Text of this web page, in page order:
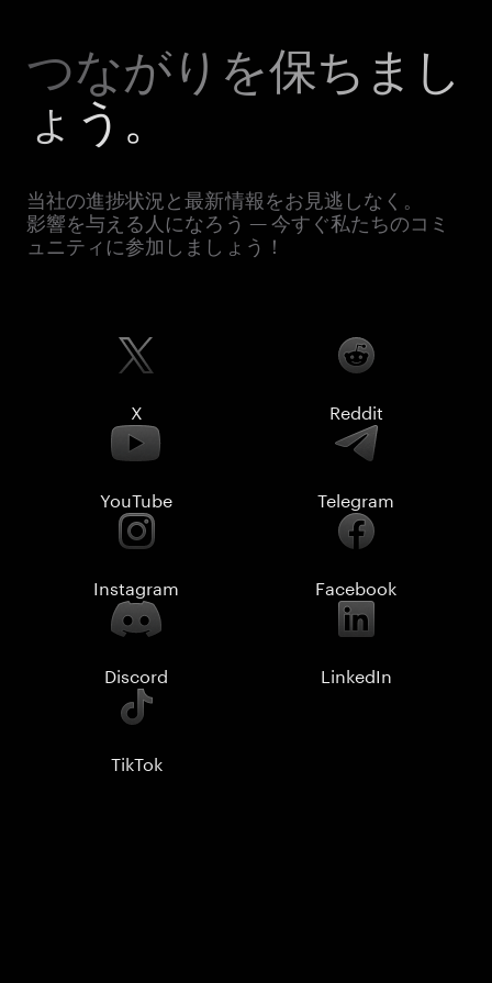
つながりを保ちまし
ょう。
当社の進捗状況と最新情報をお見逃しなく。
影響を与える人になろう — 今すぐ私たちのコミ
ュニティに参加しましょう！
X Reddit
YouTube Telegram
Instagram Facebook
Discord LinkedIn
TikTok